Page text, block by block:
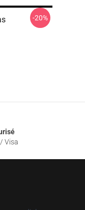
-20%
Visa